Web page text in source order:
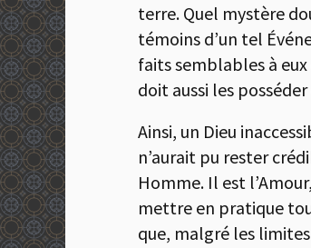
terre. Quel mystère
témoins d’un tel
faits semblables à
doit aussi les
Ainsi, un Dieu
n’aurait pu rester
Homme. Il est
mettre en pratique
que, malgré les